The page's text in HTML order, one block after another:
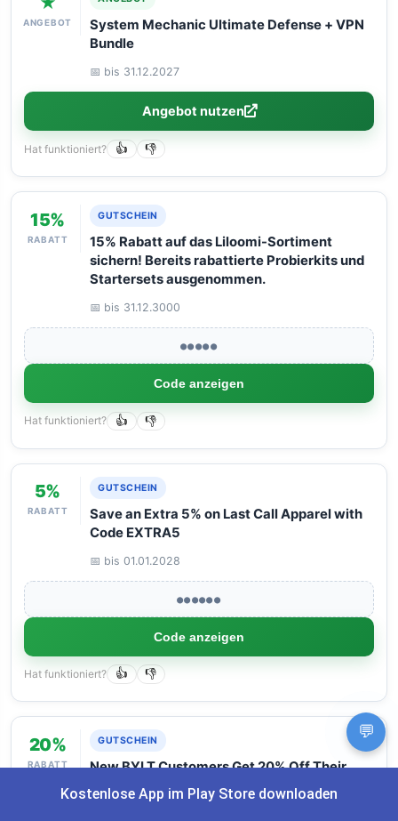
ANGEBOT
System Mechanic Ultimate Defense + VPN
Bundle
📅 bis 31.12.2027
Angebot nutzen
Hat funktioniert? 👍 👎
15%
RABATT
GUTSCHEIN
15% Rabatt auf das Liloomi-Sortiment
sichern! Bereits rabattierte Probierkits und
Startersets ausgenommen.
📅 bis 31.12.3000
●●●●●
Code anzeigen
Hat funktioniert? 👍 👎
5%
RABATT
GUTSCHEIN
Save an Extra 5% on Last Call Apparel with
Code EXTRA5
📅 bis 01.01.2028
●●●●●●
Code anzeigen
Hat funktioniert? 👍 👎
20%
RABATT
GUTSCHEIN
New BYLT Customers Get 20% Off Their
First Order with Code REFER20
💬
Kostenlose App im Play Store downloaden